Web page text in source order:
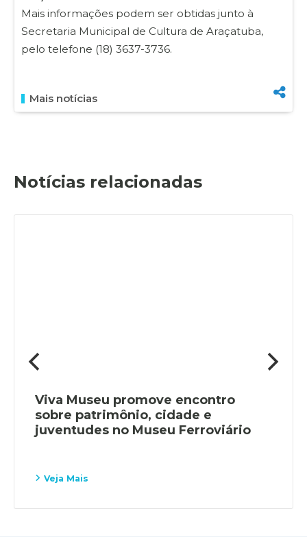
Mais informações podem ser obtidas junto à
Secretaria Municipal de Cultura de Araçatuba,
pelo telefone (18) 3637-3736.
Mais notícias
Notícias relacionadas
Viva Museu promove encontro
sobre patrimônio, cidade e
juventudes no Museu Ferroviário
Veja Mais